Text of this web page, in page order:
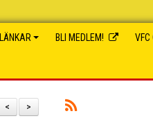
LÄNKAR BLI MEDLEM! VFC
>
<